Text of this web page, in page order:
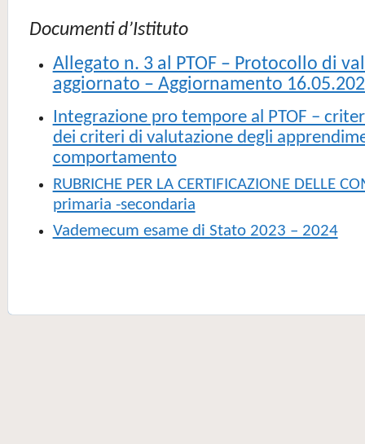
Documenti d’Istituto
Allegato n. 3 al PTOF – Protocollo di
aggiornato – Aggiornamento
Integrazione pro tempore al PTOF –
dei criteri di valutazione degli
comportamento
RUBRICHE PER LA CERTIFICAZIONE DELLE
primaria -secondaria
Vademecum esame di Stato 2023 – 2024